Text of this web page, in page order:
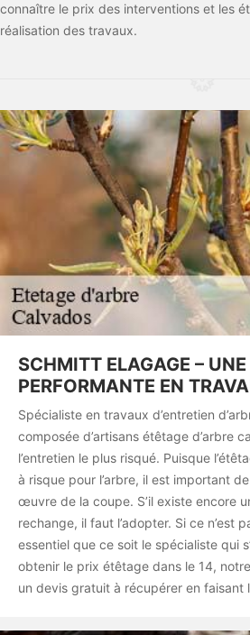
connaître le prix des interventions et les
réalisation des travaux.
SCHMITT ELAGAGE –
PERFORMANTE EN
Spécialiste en travaux d’entretien
composée d’artisans étêtage d’arbre
l’entretien le plus risqué. Puisque
à risque pour l’arbre, il est important
œuvre de la coupe. S’il existe encore
rechange, il faut l’adopter. Si ce n’est
essentiel que ce soit le spécialiste qui
obtenir le prix étêtage dans le 14,
un devis gratuit à récupérer en faisant